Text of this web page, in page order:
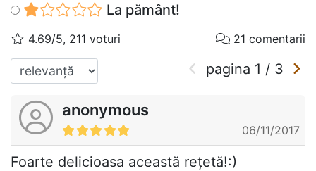
La pământ!
4.69/5, 211 voturi 21 comentarii
pagina 1 / 3
anonymous
06/11/2017
Foarte delicioasa această rețetă!:)